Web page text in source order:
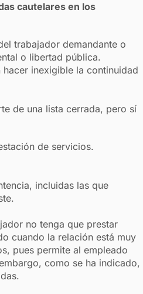
cautelares en los
trabajador demandante o
o libertad pública.
inexigible la continuidad
de una lista cerrada, pero sí
de servicios.
incluidas las que
no tenga que prestar
cuando la relación está muy
pues permite al empleado
como se ha indicado,